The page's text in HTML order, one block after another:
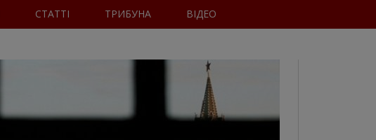
СТАТТІ ТРИБУНА ВІДЕО